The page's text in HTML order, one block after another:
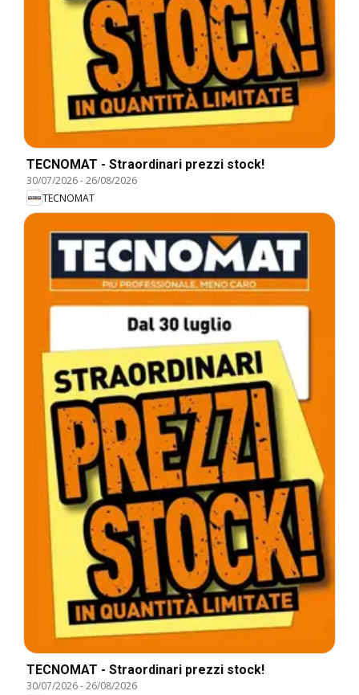
TECNOMAT - Straordinari prezzi stock!
30/07/2026-26/08/2026
TECNOMAT
TECNOMAT - Straordinari prezzi stock!
30/07/2026-26/08/2026